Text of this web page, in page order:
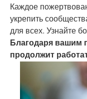
Каждое
укрепить
для всех. Узнайте
Благодаря
продолжит